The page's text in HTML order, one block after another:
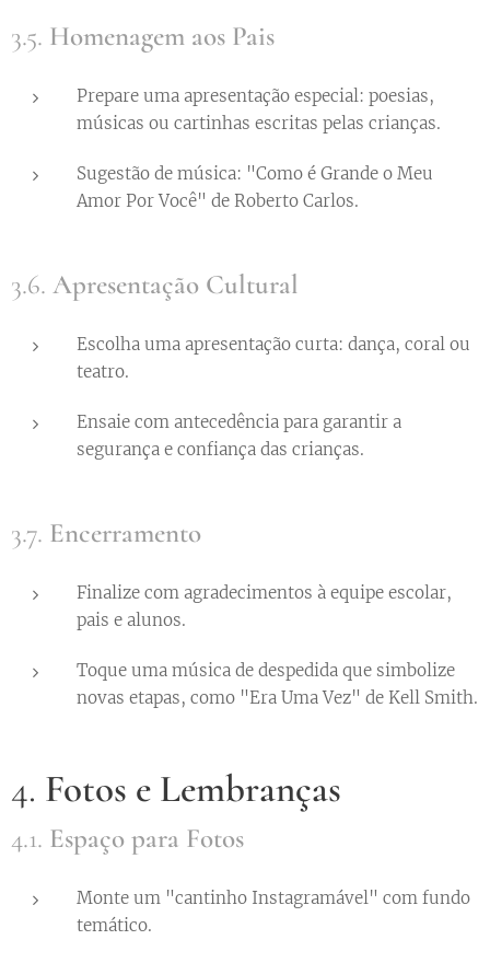
3.5. Homenagem aos Pais
Prepare uma apresentação especial: poesias,
músicas ou cartinhas escritas pelas crianças.
Sugestão de música: "Como é Grande o Meu
Amor Por Você" de Roberto Carlos.
3.6. Apresentação Cultural
Escolha uma apresentação curta: dança, coral ou
teatro.
Ensaie com antecedência para garantir a
segurança e confiança das crianças.
3.7. Encerramento
Finalize com agradecimentos à equipe escolar,
pais e alunos.
Toque uma música de despedida que simbolize
novas etapas, como "Era Uma Vez" de Kell Smith.
4. Fotos e Lembranças
4.1. Espaço para Fotos
Monte um "cantinho Instagramável" com fundo
temático.